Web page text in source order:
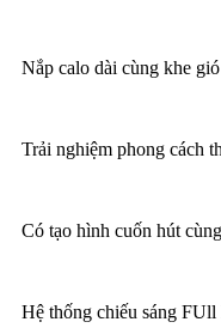
Nắp calo dài cùng khe
Trải nghiệm phong cách
Có tạo hình cuốn hút
Hệ thống chiếu sáng